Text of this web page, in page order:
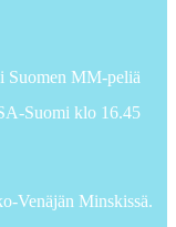
Suomen MM-peliä
Suomi klo 16.45
Venäjän Minskissä.